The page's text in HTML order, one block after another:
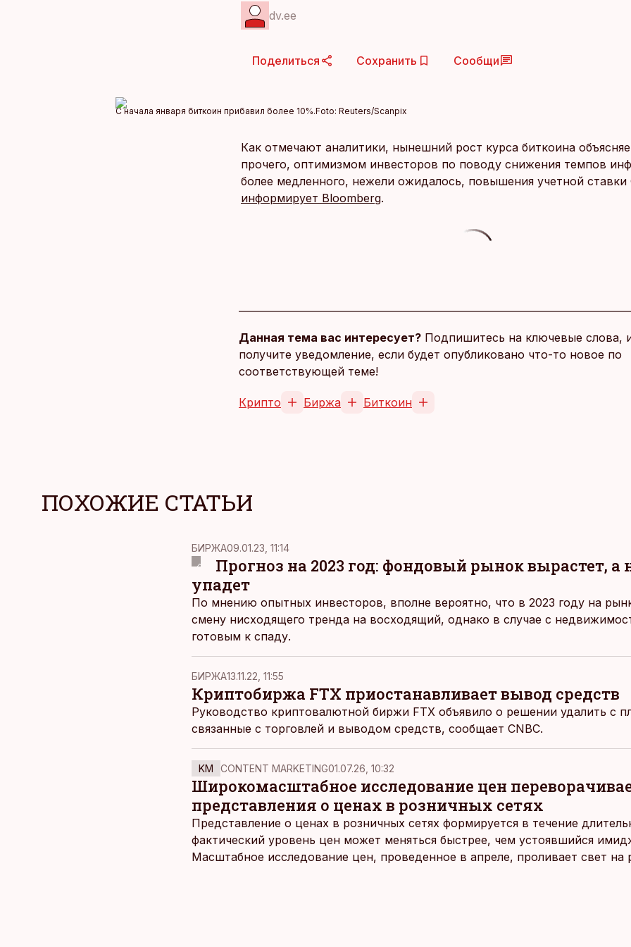
dv.ee
Поделиться Сохранить Сообщи
С начала января биткоин прибавил более 10%.Foto: Reuters/Scanpix
Как отмечают аналитики, нынешний рост курса биткоина
прочего, оптимизмом инвесторов по поводу снижения темпов
более медленного, нежели ожидалось, повышения учетной
информирует Bloomberg.
Данная тема вас интересует? Подпишитесь на ключевые слова,
получите уведомление, если будет опубликовано что-то новое по
соответствующей теме!
Крипто Биржа Биткоин
ПОХОЖИЕ СТАТЬИ
БИРЖА09.01.23, 11:14
Прогноз на 2023 год: фондовый рынок вырастет,
упадет
По мнению опытных инвесторов, вполне вероятно, что в 2023 году на
смену нисходящего тренда на восходящий, однако в случае с
готовым к спаду.
БИРЖА13.11.22, 11:55
Криптобиржа FTX приостанавливает вывод средств
Руководство криптовалютной биржи FTX объявило о решении удалить с
связанные с торговлей и выводом средств, сообщает CNBC.
KM CONTENT MARKETING01.07.26, 10:32
Широкомасштабное исследование цен
представления о ценах в розничных сетях
Представление о ценах в розничных сетях формируется в течение
фактический уровень цен может меняться быстрее, чем устоявшийся
Масштабное исследование цен, проведенное в апреле, проливает свет на